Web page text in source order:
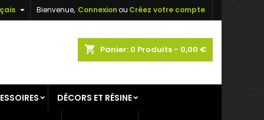
Bienvenue, Connexionou Créez votre compte

shopping_cart Panier: 0 Produits - 0,00 €
DÉCORS ET RÉSINE